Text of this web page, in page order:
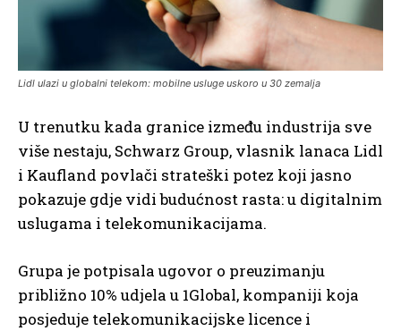
Lidl ulazi u globalni telekom: mobilne usluge uskoro u 30 zemalja
U trenutku kada granice između industrija sve
više nestaju, Schwarz Group, vlasnik lanaca Lidl
i Kaufland povlači strateški potez koji jasno
pokazuje gdje vidi budućnost rasta: u digitalnim
uslugama i telekomunikacijama.
Grupa je potpisala ugovor o preuzimanju
približno 10% udjela u 1Global, kompaniji koja
posjeduje telekomunikacijske licence i